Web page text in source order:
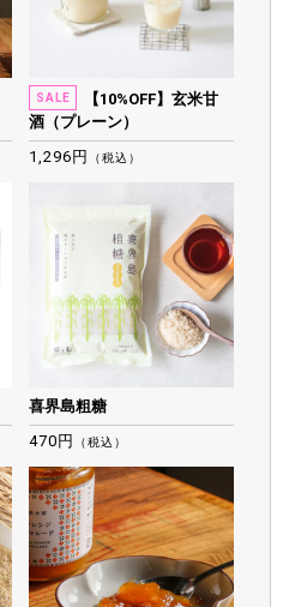
SALE
【10%OFF】玄米甘
酒（プレーン）
1,296円
（税込）
喜界島粗糖
470円
（税込）